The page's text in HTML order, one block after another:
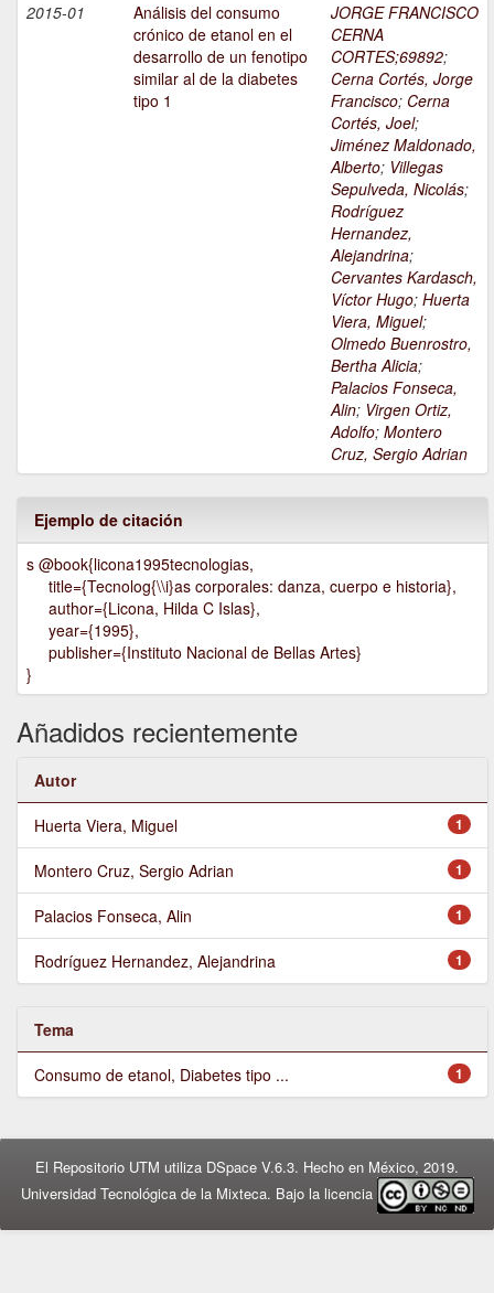
2015-01
Análisis del consumo
crónico de etanol en el
desarrollo de un fenotipo
similar al de la diabetes
tipo 1
JORGE FRANCISCO
CERNA
CORTES;69892;
Cerna Cortés, Jorge
Francisco; Cerna
Cortés, Joel;
Jiménez Maldonado,
Alberto; Villegas
Sepulveda, Nicolás;
Rodríguez
Hernandez,
Alejandrina;
Cervantes Kardasch,
Víctor Hugo; Huerta
Viera, Miguel;
Olmedo Buenrostro,
Bertha Alicia;
Palacios Fonseca,
Alin; Virgen Ortiz,
Adolfo; Montero
Cruz, Sergio Adrian
Ejemplo de citación
s @book{licona1995tecnologias,
title={Tecnolog{\\i}as corporales: danza, cuerpo e historia},
author={Licona, Hilda C Islas},
year={1995},
publisher={Instituto Nacional de Bellas Artes}
}
Añadidos recientemente
Autor
1
Huerta Viera, Miguel
1
Montero Cruz, Sergio Adrian
1
Palacios Fonseca, Alin
1
Rodríguez Hernandez, Alejandrina
Tema
1
Consumo de etanol, Diabetes tipo ...
El Repositorio UTM utiliza DSpace V.6.3. Hecho en México, 2019.
Universidad Tecnológica de la Mixteca. Bajo la licencia